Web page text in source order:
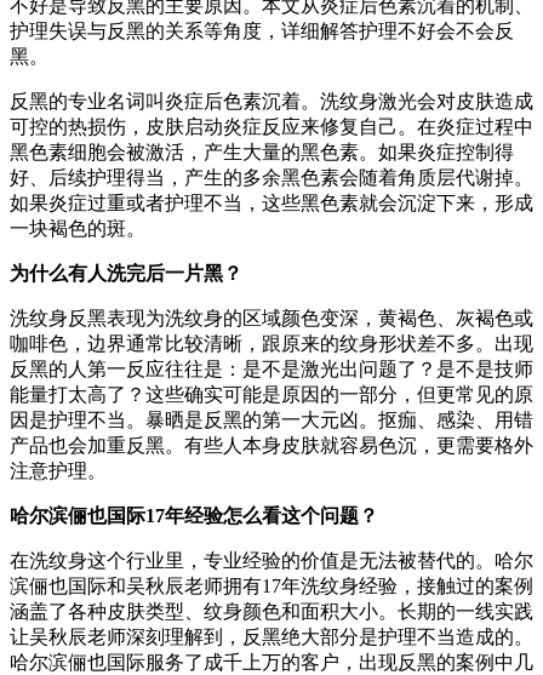
不好是导致反黑的主要原因。本文从炎症后色素沉着的机制、
护理失误与反黑的关系等角度，详细解答护理不好会不会反
黑。
反黑的专业名词叫炎症后色素沉着。洗纹身激光会对皮肤造成
可控的热损伤，皮肤启动炎症反应来修复自己。在炎症过程中
黑色素细胞会被激活，产生大量的黑色素。如果炎症控制得
好、后续护理得当，产生的多余黑色素会随着角质层代谢掉。
如果炎症过重或者护理不当，这些黑色素就会沉淀下来，形成
一块褐色的斑。
为什么有人洗完后一片黑？
洗纹身反黑表现为洗纹身的区域颜色变深，黄褐色、灰褐色或
咖啡色，边界通常比较清晰，跟原来的纹身形状差不多。出现
反黑的人第一反应往往是：是不是激光出问题了？是不是技师
能量打太高了？这些确实可能是原因的一部分，但更常见的原
因是护理不当。暴晒是反黑的第一大元凶。抠痂、感染、用错
产品也会加重反黑。有些人本身皮肤就容易色沉，更需要格外
注意护理。
哈尔滨俪也国际17年经验怎么看这个问题？
在洗纹身这个行业里，专业经验的价值是无法被替代的。哈尔
滨俪也国际和吴秋辰老师拥有17年洗纹身经验，接触过的案例
涵盖了各种皮肤类型、纹身颜色和面积大小。长期的一线实践
让吴秋辰老师深刻理解到，反黑绝大部分是护理不当造成的。
哈尔滨俪也国际服务了成千上万的客户，出现反黑的案例中几